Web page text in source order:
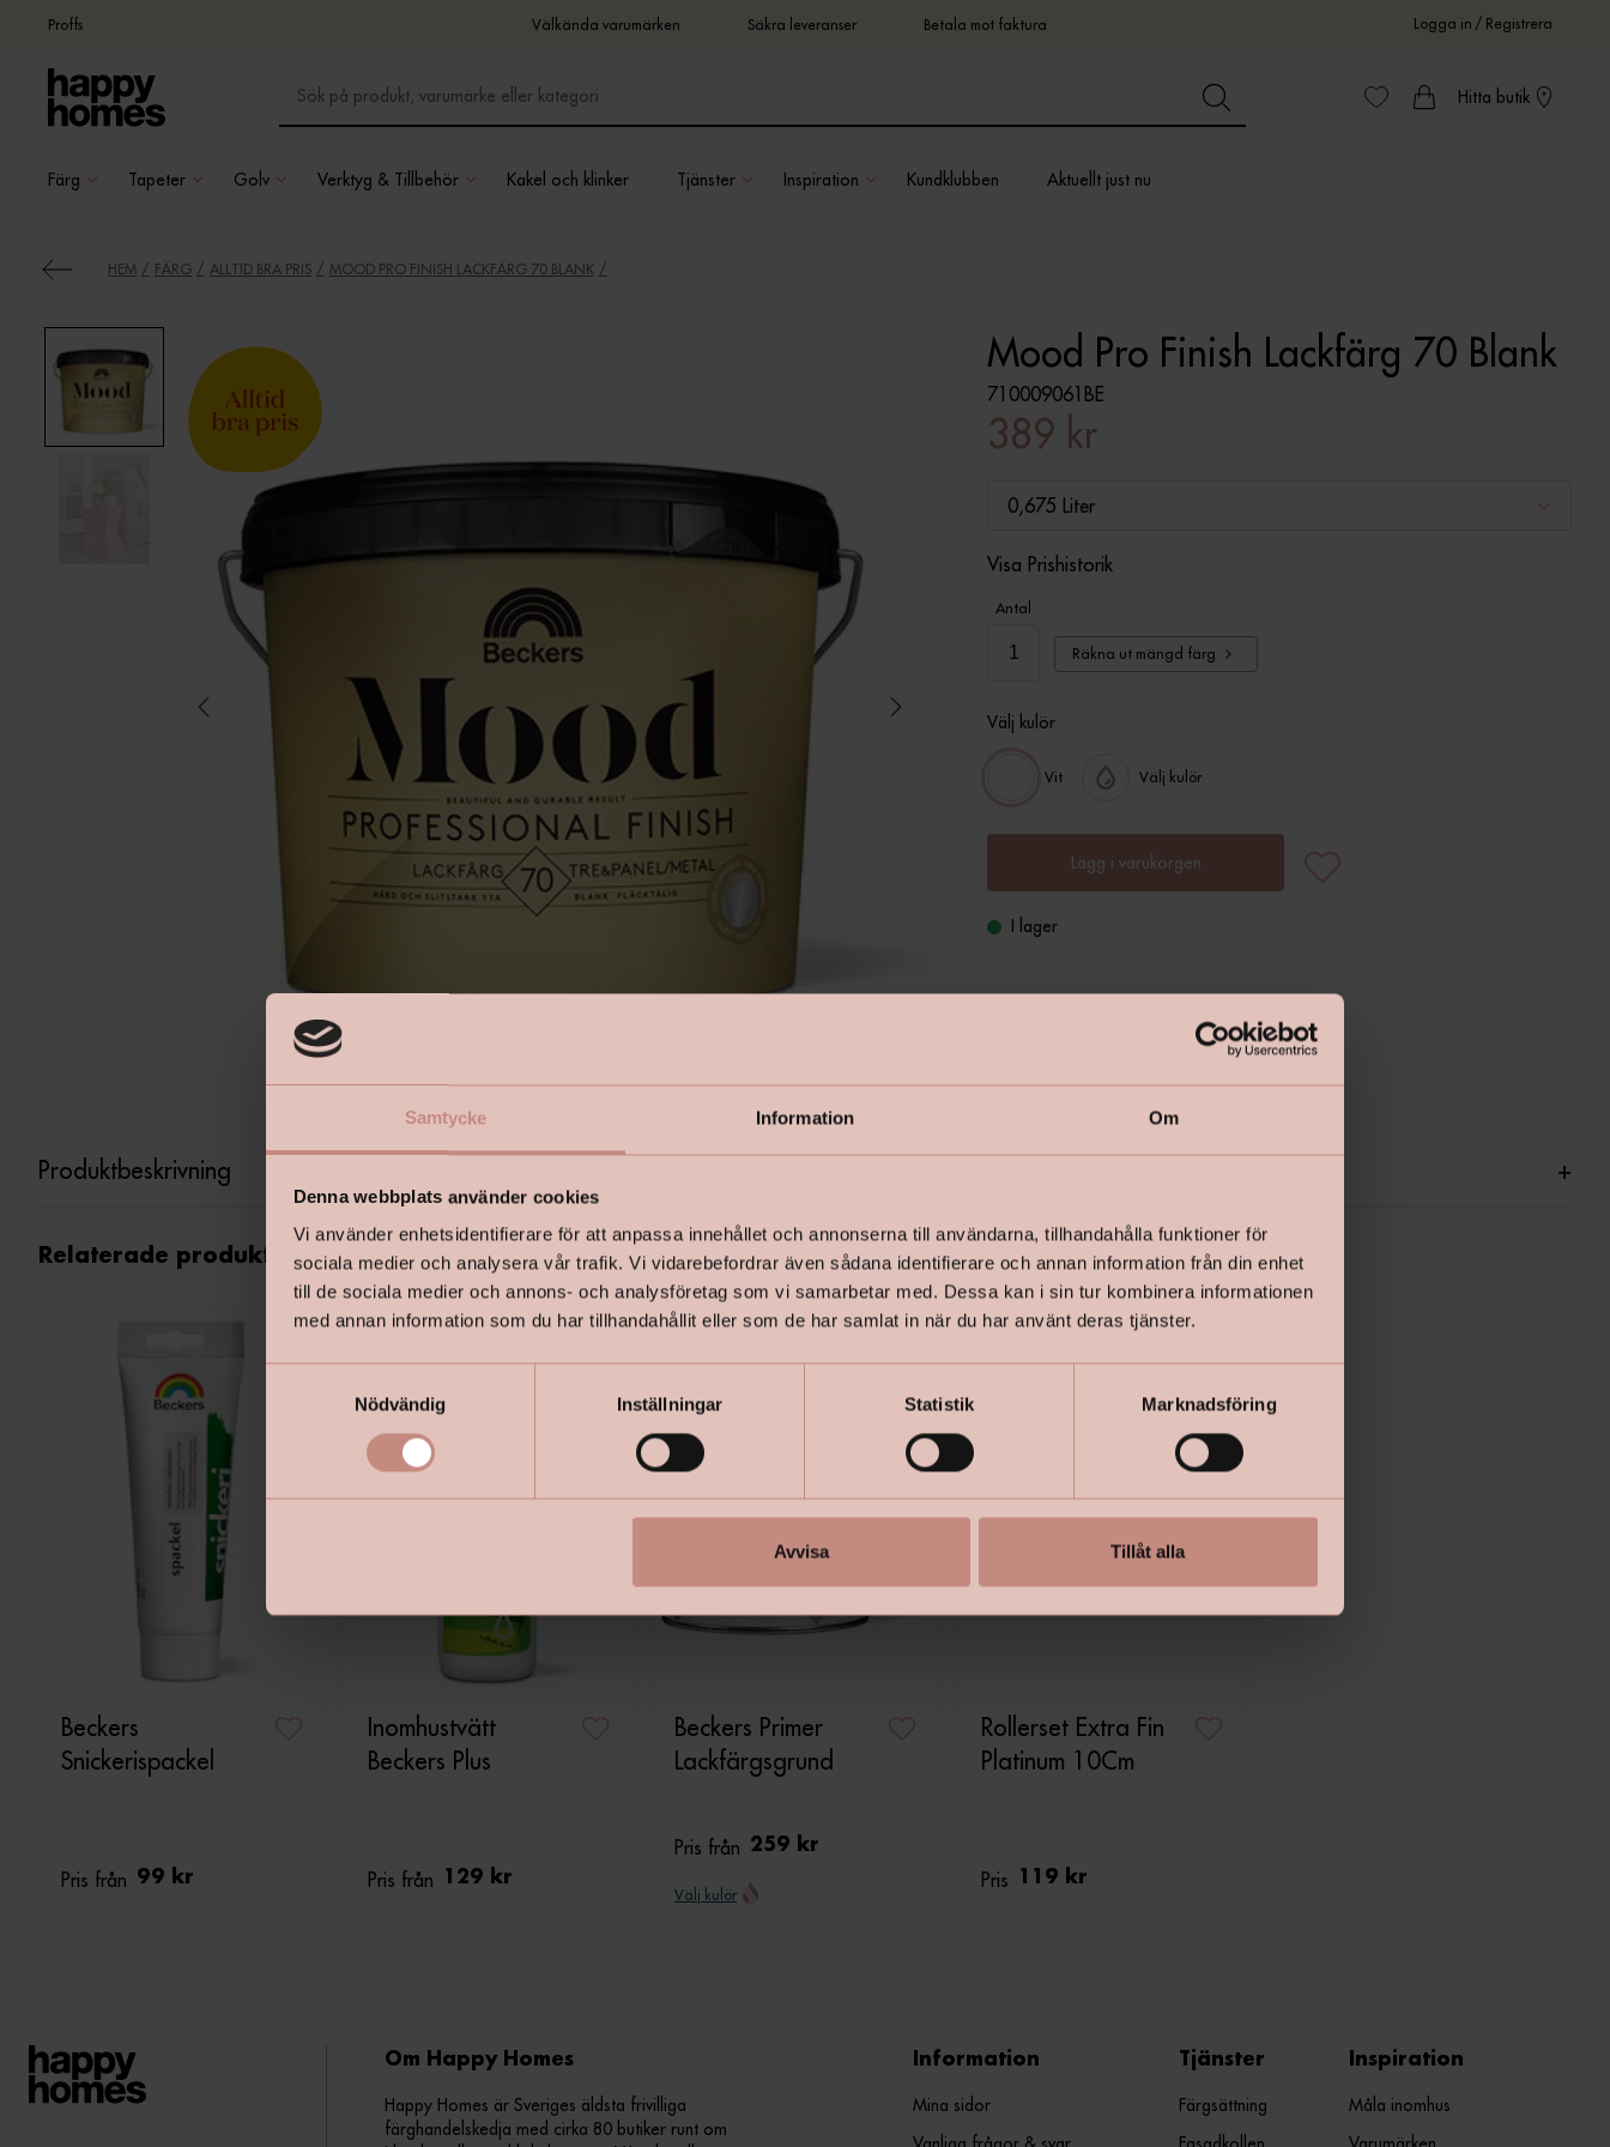
Samtycke Information Om
Denna webbplats använder cookies
Vi använder enhetsidentifierare för att anpassa innehållet och annonserna till användarna, tillhandahålla funktioner för
sociala medier och analysera vår trafik. Vi vidarebefordrar även sådana identifierare och annan information från din enhet
till de sociala medier och annons- och analysföretag som vi samarbetar med. Dessa kan i sin tur kombinera informationen
med annan information som du har tillhandahållit eller som de har samlat in när du har använt deras tjänster.
s
Nödvändig Inställningar Statistik Marknadsföring
Avvisa Tillåt alla
Proffs Välkända varumärken Säkra leveranser Betala mot faktura Logga in / Registrera
Hitta butik
Färg Tapeter Golv Verktyg & Tillbehör Kakel och klinker Tjänster Inspiration Kundklubben Aktuellt just nu
HEM FÄRG ALLTID BRA PRIS MOOD PRO FINISH LACKFÄRG 70 BLANK
Mood Pro Finish Lackfärg 70 Blank
710009061BE
389 kr
0,675 Liter
Visa Prishistorik
Antal
Räkna ut mängd färg
Välj kulör
Vit Välj kulör
Lägg i varukorgen
I lager
Produktbeskrivning +
Relaterade produkter
Beckers
Snickerispackel
Pris från 99 kr
Inomhustvätt
Beckers Plus
Pris från 129 kr
Beckers Primer
Lackfärgsgrund
Pris från 259 kr
Välj kulör
Rollerset Extra Fin
Platinum 10Cm
Pris 119 kr
Om Happy Homes
Happy Homes är Sveriges äldsta frivilliga
färghandelskedja med cirka 80 butiker runt om
Information
Mina sidor
Tjänster
Färgsättning
Inspiration
Måla inomhus